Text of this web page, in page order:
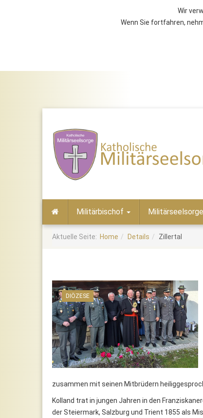
Wir
Wenn Sie fortfahren,
Home
Militärbischof Militärseelsorge
Aktuelle Seite: Home Details Zillertal
DIÖZESE
zusammen mit seinen Mitbrüdern
Kolland trat in jungen Jahren in den
der Steiermark, Salzburg und Trient 1855 als